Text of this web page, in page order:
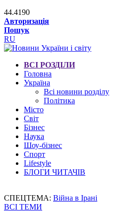
44.4190
Авторизація
Пошук
RU
ВСІ РОЗДІЛИ
Головна
Україна
Всі новини розділу
Політика
Місто
Світ
Бізнес
Наука
Шоу-бізнес
Спорт
Lifestyle
БЛОГИ ЧИТАЧІВ
СПЕЦТЕМА: Війна в Ірані
ВСІ ТЕМИ